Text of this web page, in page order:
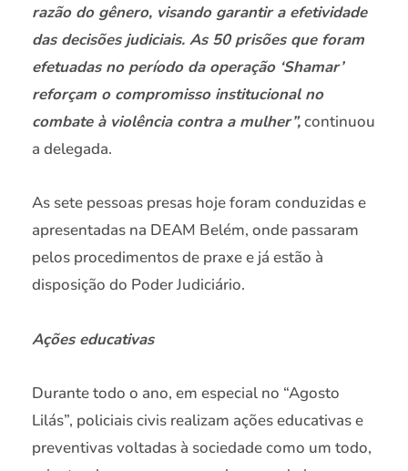
razão do gênero, visando garantir a efetividade
das decisões judiciais. As 50 prisões que foram
efetuadas no período da operação ‘Shamar’
reforçam o compromisso institucional no
combate à violência contra a mulher”,continuou
a delegada.
As sete pessoas presas hoje foram conduzidas e
apresentadas na DEAM Belém, onde passaram
pelos procedimentos de praxe e já estão à
disposição do Poder Judiciário.
Ações educativas
Durante todo o ano, em especial no “Agosto
Lilás”, policiais civis realizam ações educativas e
preventivas voltadas à sociedade como um todo,